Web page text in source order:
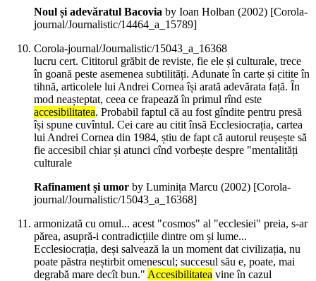
Noul și adevăratul Bacovia by Ioan Holban (2002) [Corola-
journal/Journalistic/14464_a_15789]
Corola-journal/Journalistic/15043_a_16368
lucru cert. Cititorul grăbit de reviste, fie ele și culturale, trece
în goană peste asemenea subtilități. Adunate în carte și citite în
tihnă, articolele lui Andrei Cornea își arată adevărata față. În
mod neașteptat, ceea ce frapează în primul rînd este
accesibilitatea. Probabil faptul că au fost gîndite pentru presă
își spune cuvîntul. Cei care au citit însă Ecclesiocrația, cartea
lui Andrei Cornea din 1984, știu de fapt că autorul reușește să
fie accesibil chiar și atunci cînd vorbește despre "mentalități
culturale
Rafinament și umor by Luminița Marcu (2002) [Corola-
journal/Journalistic/15043_a_16368]
armonizată cu omul... acest "cosmos" al "ecclesiei" preia, s-ar
părea, asupră-i contradicțiile dintre om și lume...
Ecclesiocrația, deși salvează la un moment dat civilizația, nu
poate păstra neștirbit omenescul; succesul său e, poate, mai
degrabă mare decît bun." Accesibilitatea vine în cazul